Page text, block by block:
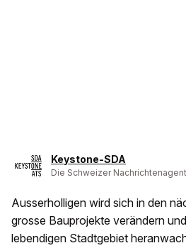
Keystone-SDA
Die Schweizer
Ausserholligen wird sich in den
grosse Bauprojekte verändern
lebendigen Stadtgebiet